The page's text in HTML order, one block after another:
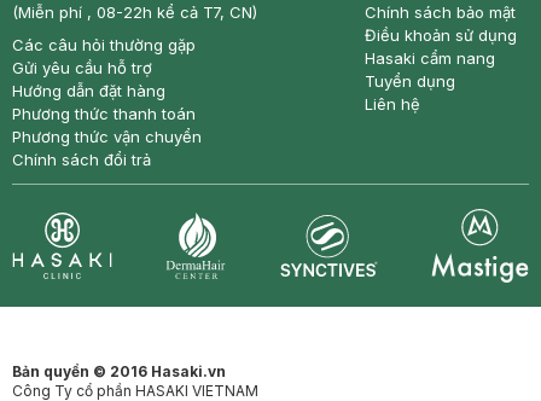
(Miễn phí , 08-22h kể cả T7, CN)
Các câu hỏi thường gặp
Gửi yêu cầu hỗ trợ
Hướng dẫn đặt hàng
Phương thức thanh toán
Phương thức vận chuyển
Chính sách đổi trả
Chính sách bảo mật
Điều khoản sử dụng
Hasaki cẩm nang
Tuyển dụng
Liên hệ
Bản quyền © 2016 Hasaki.vn
Công Ty cổ phần HASAKI VIETNAM